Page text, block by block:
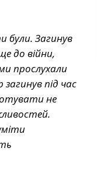
були. Загинув
до війни,
прослухали
під час
не